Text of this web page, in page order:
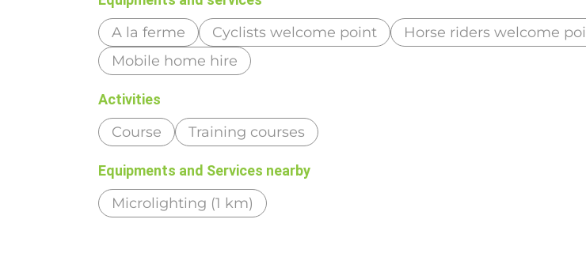
A la ferme Cyclists welcome point
Horse riders welcome
Mobile home hire
Activities
Course Training courses
Equipments and Services nearby
Microlighting (1 km)